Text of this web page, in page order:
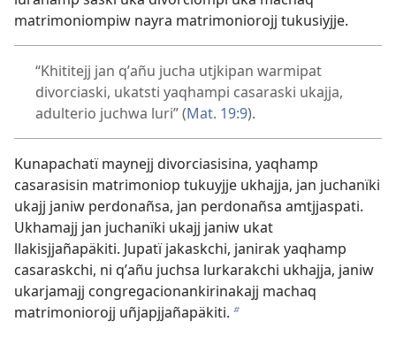
matrimoniompiw nayra matrimoniorojj tukusiyjje.
“Khititejj jan qʼañu jucha utjkipan warmipat
divorciaski, ukatsti yaqhampi casaraski ukajja,
adulterio juchwa luri” (Mat. 19:9).
Kunapachatï maynejj divorciasisina, yaqhamp
casarasisin matrimoniop tukuyjje ukhajja, jan juchanïki
ukajj janiw perdonañsa, jan perdonañsa amtjjaspati.
Ukhamajj jan juchanïki ukajj janiw ukat
llakisjjañapäkiti. Jupatï jakaskchi, janirak yaqhamp
casaraskchi, ni qʼañu juchsa lurkarakchi ukhajja, janiw
ukarjamajj congregacionankirinakajj machaq
matrimoniorojj uñjapjjañapäkiti. b